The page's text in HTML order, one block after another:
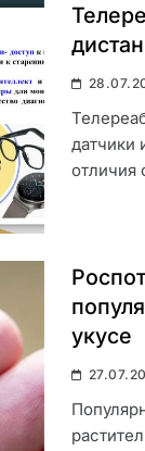
датчики
отличия
укусе